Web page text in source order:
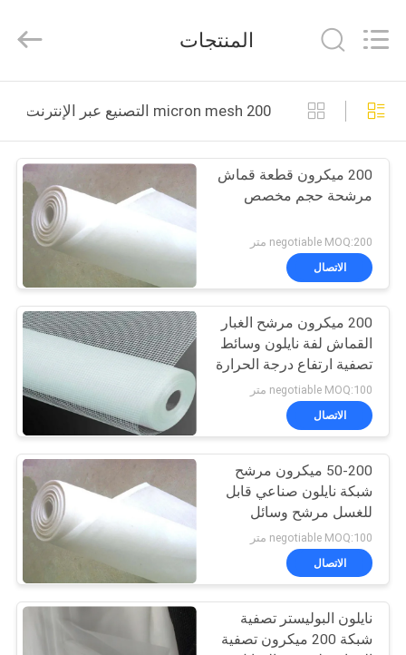
الصفحة
الرئيسية
منتجات
معلومات
جولة
في
المعمل
مراقبة
الجودة
اتصل
اطلب
Technology
Rights
المنتجات
200 micron mesh التصنيع عبر الإنترنت
200 ميكرون قطعة قماش
مرشحة حجم مخصص
negotiable MOQ:200 متر
الاتصال
200 ميكرون مرشح الغبار
القماش لفة نايلون وسائط
تصفية ارتفاع درجة الحرارة
negotiable MOQ:100 متر
الاتصال
50-200 ميكرون مرشح
شبكة نايلون صناعي قابل
للغسل مرشح وسائل
الإعلام
negotiable MOQ:100 متر
الاتصال
نايلون البوليستر تصفية
شبكة 200 ميكرون تصفية